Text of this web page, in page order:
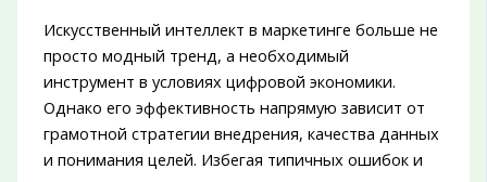
Искусственный интеллект в маркетинге больше не
просто модный тренд, а необходимый
инструмент в условиях цифровой экономики.
Однако его эффективность напрямую зависит от
грамотной стратегии внедрения, качества данных
и понимания целей. Избегая типичных ошибок и